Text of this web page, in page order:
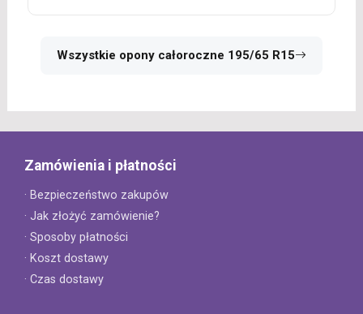
Wszystkie opony całoroczne 195/65 R15
Zamówienia i płatności
· Bezpieczeństwo zakupów
· Jak złożyć zamówienie?
· Sposoby płatności
· Koszt dostawy
· Czas dostawy